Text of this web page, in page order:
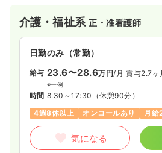
介護・福祉系正・准看護師
日勤のみ（常勤）
給与 23.6〜28.6万円/月 賞与2.7ヶ
※一例
時間 8:30～17:30 （休憩90分）
4週8休以上
オンコールあり 月給
気になる